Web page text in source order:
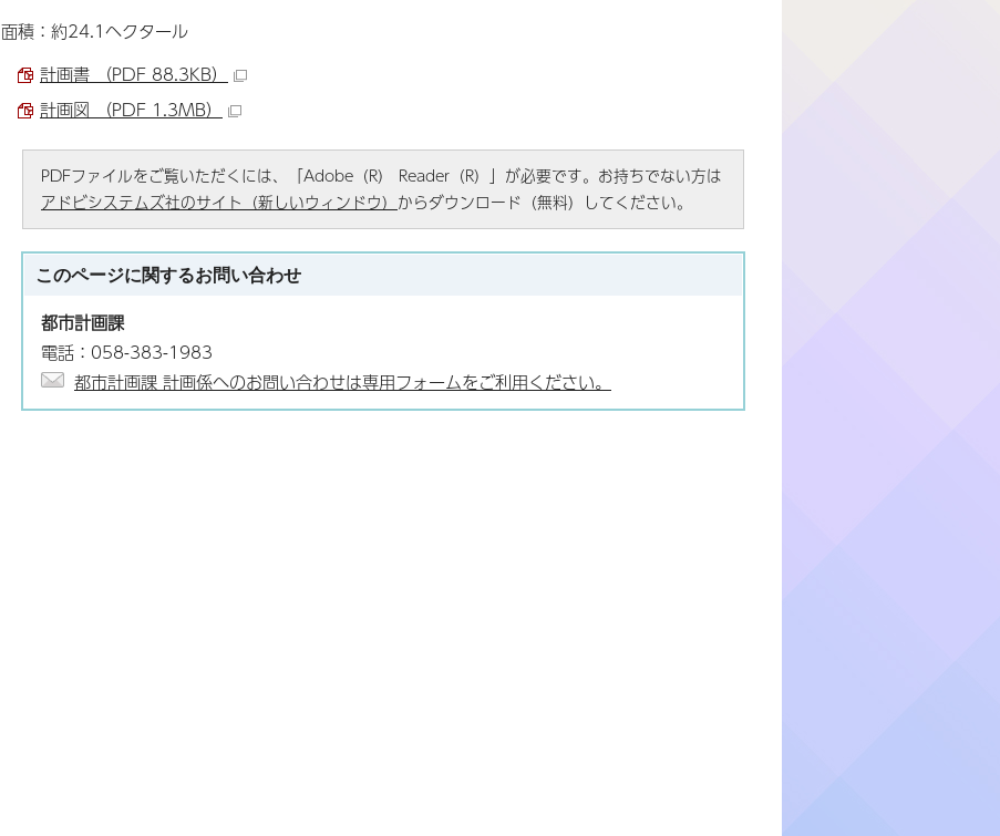
面積：約24.1ヘクタール
計画書 （PDF 88.3KB）
計画図 （PDF 1.3MB）
PDFファイルをご覧いただくには、「Adobe（R） Reader（R）」が必要です。お持ちでない方は
アドビシステムズ社のサイト（新しいウィンドウ） からダウンロード（無料）してください。
このページに関するお問い合わせ
都市計画課
電話：058-383-1983
都市計画課 計画係へのお問い合わせは専用フォームをご利用ください。